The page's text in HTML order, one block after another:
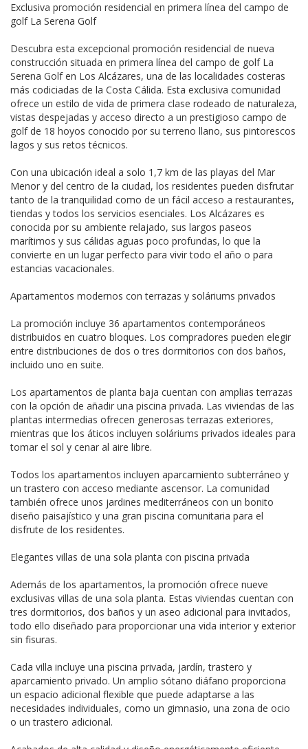
Exclusiva promoción residencial en primera línea del campo de
golf La Serena Golf
Descubra esta excepcional promoción residencial de nueva
construcción situada en primera línea del campo de golf La
Serena Golf en Los Alcázares, una de las localidades costeras
más codiciadas de la Costa Cálida. Esta exclusiva comunidad
ofrece un estilo de vida de primera clase rodeado de naturaleza,
vistas despejadas y acceso directo a un prestigioso campo de
golf de 18 hoyos conocido por su terreno llano, sus pintorescos
lagos y sus retos técnicos.
Con una ubicación ideal a solo 1,7 km de las playas del Mar
Menor y del centro de la ciudad, los residentes pueden disfrutar
tanto de la tranquilidad como de un fácil acceso a restaurantes,
tiendas y todos los servicios esenciales. Los Alcázares es
conocida por su ambiente relajado, sus largos paseos
marítimos y sus cálidas aguas poco profundas, lo que la
convierte en un lugar perfecto para vivir todo el año o para
estancias vacacionales.
Apartamentos modernos con terrazas y soláriums privados
La promoción incluye 36 apartamentos contemporáneos
distribuidos en cuatro bloques. Los compradores pueden elegir
entre distribuciones de dos o tres dormitorios con dos baños,
incluido uno en suite.
Los apartamentos de planta baja cuentan con amplias terrazas
con la opción de añadir una piscina privada. Las viviendas de las
plantas intermedias ofrecen generosas terrazas exteriores,
mientras que los áticos incluyen soláriums privados ideales para
tomar el sol y cenar al aire libre.
Todos los apartamentos incluyen aparcamiento subterráneo y
un trastero con acceso mediante ascensor. La comunidad
también ofrece unos jardines mediterráneos con un bonito
diseño paisajístico y una gran piscina comunitaria para el
disfrute de los residentes.
Elegantes villas de una sola planta con piscina privada
Además de los apartamentos, la promoción ofrece nueve
exclusivas villas de una sola planta. Estas viviendas cuentan con
tres dormitorios, dos baños y un aseo adicional para invitados,
todo ello diseñado para proporcionar una vida interior y exterior
sin fisuras.
Cada villa incluye una piscina privada, jardín, trastero y
aparcamiento privado. Un amplio sótano diáfano proporciona
un espacio adicional flexible que puede adaptarse a las
necesidades individuales, como un gimnasio, una zona de ocio
o un trastero adicional.